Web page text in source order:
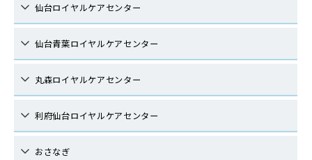
仙台ロイヤルケアセンター
仙台青葉ロイヤルケアセンター
丸森ロイヤルケアセンター
利府仙台ロイヤルケアセンター
おさなぎ